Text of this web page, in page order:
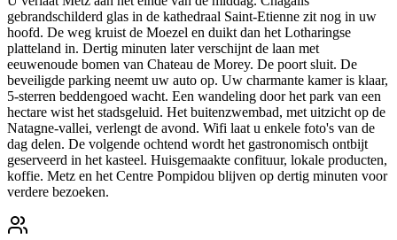
gebrandschilderd glas in de kathedraal Saint-Etienne zit nog in uw
hoofd. De weg kruist de Moezel en duikt dan het Lotharingse
platteland in. Dertig minuten later verschijnt de laan met
eeuwenoude bomen van Chateau de Morey. De poort sluit. De
beveiligde parking neemt uw auto op. Uw charmante kamer is klaar,
5-sterren beddengoed wacht. Een wandeling door het park van een
hectare wist het stadsgeluid. Het buitenzwembad, met uitzicht op de
Natagne-vallei, verlengt de avond. Wifi laat u enkele foto's van de
dag delen. De volgende ochtend wordt het gastronomisch ontbijt
geserveerd in het kasteel. Huisgemaakte confituur, lokale producten,
koffie. Metz en het Centre Pompidou blijven op dertig minuten voor
verdere bezoeken.